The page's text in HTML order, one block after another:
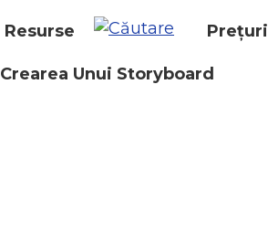
Resurse Prețuri
Crearea Unui Storyboard